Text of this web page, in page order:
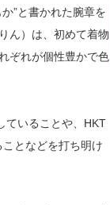
”と書かれた腕章を
ん）は、初めて着物
ぞれが個性豊かで色
ていることや、HKT
となどを打ち明け